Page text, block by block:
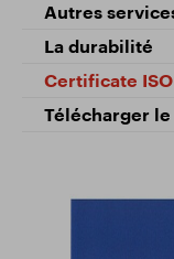
Autres
La durabilité
Certificate
Télécharger